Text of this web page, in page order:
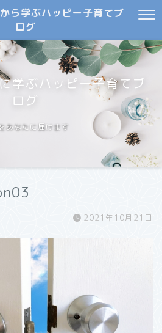
ら学ぶハッピー子育てブ
ログ
学ぶハッピー子育てブ
ログ
あなたに届けます
2021年10月21日